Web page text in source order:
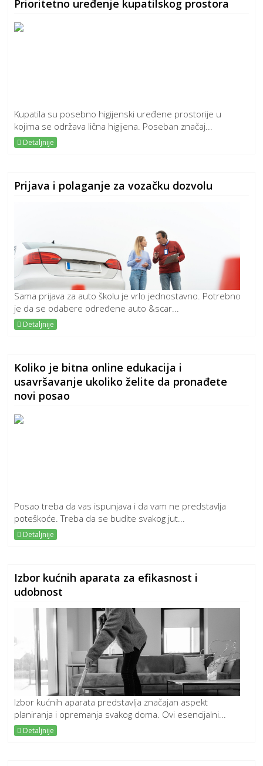
Prioritetno uređenje kupatilskog prostora
Kupatila su posebno higijenski uređene prostorije u
kojima se održava lična higijena. Poseban značaj...
Detaljnije
Prijava i polaganje za vozačku dozvolu
Sama prijava za auto školu je vrlo jednostavno. Potrebno
je da se odabere određene auto &scar...
Detaljnije
Koliko je bitna online edukacija i
usavršavanje ukoliko želite da pronađete
novi posao
Posao treba da vas ispunjava i da vam ne predstavlja
poteškoće. Treba da se budite svakog jut...
Detaljnije
Izbor kućnih aparata za efikasnost i
udobnost
Izbor kućnih aparata predstavlja značajan aspekt
planiranja i opremanja svakog doma. Ovi esencijalni...
Detaljnije